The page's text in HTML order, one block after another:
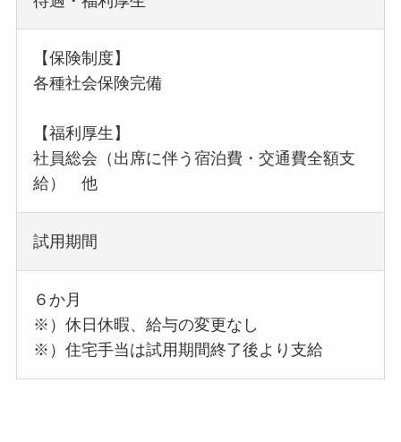
【保険制度】
各種社会保険完備
【福利厚生】
社員総会（出席に伴う宿泊費・交通費全額支
給） 他
試用期間
６か月
※）休日休暇、給与の変更なし
※）住宅手当は試用期間終了後より支給